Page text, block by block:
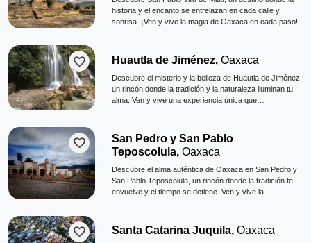
historia y el encanto se entrelazan en cada calle y
sonrisa. ¡Ven y vive la magia de Oaxaca en cada paso!
favorite Huautla de Jiménez,Oaxaca
Descubre el misterio y la belleza de Huautla de Jiménez,
un rincón donde la tradición y la naturaleza iluminan tu
alma. Ven y vive una experiencia única que
favorite
San Pedro y San Pablo
Teposcolula,Oaxaca
Descubre el alma auténtica de Oaxaca en San Pedro y
San Pablo Teposcolula, un rincón donde la tradición te
envuelve y el tiempo se detiene. Ven y vive la
favorite Santa Catarina Juquila,Oaxaca